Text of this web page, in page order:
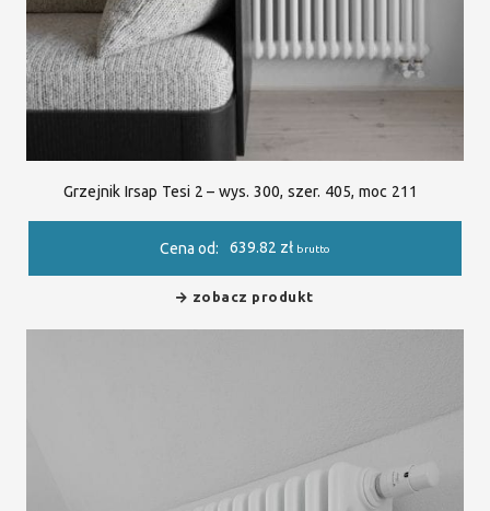
Grzejnik Irsap Tesi 2 – wys. 300, szer. 405, moc 211
Cena od: 639.82 zł brutto
zobacz produkt